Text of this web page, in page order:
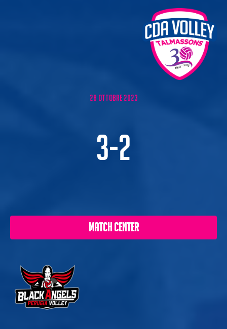
28 ottobre 2023
3-2
MATCH CENTER